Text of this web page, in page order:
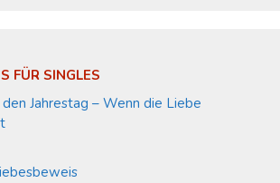
FÜR SINGLES
Jahrestag – Wenn die Liebe